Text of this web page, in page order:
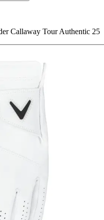
Callaway Tour Authentic 25